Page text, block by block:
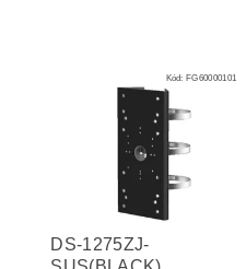
Kód:FG60000101
DS-1275ZJ-